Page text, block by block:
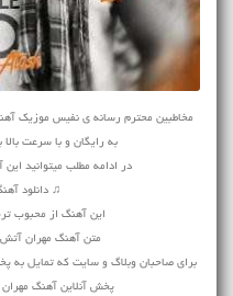
مخاطبین محترم رسانه ی نفیس موزیک
به رایگان و با سرعت بالا با کیفیت 128 و
در ادامه مطلب میتوانید
♫ دانلود
این آهنگ از محبوب
متن آهنگ مهران
برای صاحبان وبلاگ و سایت که تمایل به
پخش آنلاین آهنگ